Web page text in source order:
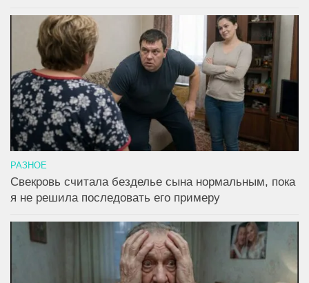
РАЗНОЕ
Свекровь считала безделье сына нормальным, пока
я не решила последовать его примеру